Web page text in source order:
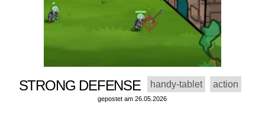
STRONG DEFENSE handy-tablet action
gepostet am 26.05.2026